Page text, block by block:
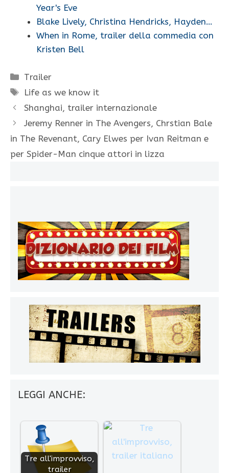
Year's Eve
Blake Lively, Christina Hendricks, Hayden…
When in Rome, trailer della commedia con
Kristen Bell
Categorie
Trailer
Tag
Life as we know it
Shanghai, trailer internazionale
Jeremy Renner in The Avengers, Chrstian Bale
in The Revenant, Cary Elwes per Ivan Reitman e
per Spider-Man cinque attori in lizza
LEGGI ANCHE:
Tre all'improvviso,
trailer